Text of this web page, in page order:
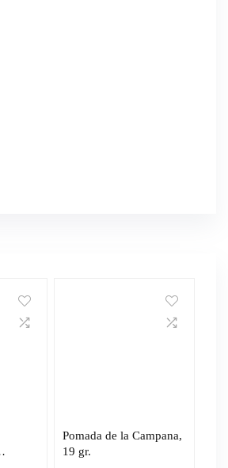
Pomada de la Campana,
19 gr.